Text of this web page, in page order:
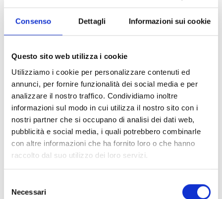
Consenso Dettagli Informazioni sui cookie
Questo sito web utilizza i cookie
Utilizziamo i cookie per personalizzare contenuti ed
annunci, per fornire funzionalità dei social media e per
analizzare il nostro traffico. Condividiamo inoltre
informazioni sul modo in cui utilizza il nostro sito con i
nostri partner che si occupano di analisi dei dati web,
pubblicità e social media, i quali potrebbero combinarle
con altre informazioni che ha fornito loro o che hanno
raccolto dal suo utilizzo dei loro servizi.
delNecessari
rivestimento di alta qualità è disponibile in una vasta
divano letto secondo i tuoi gusti. Scegli il divano letto Annie
di Confort Plus e goditi il perfetto equilibrio tra comfort e
stile nella tua casa.